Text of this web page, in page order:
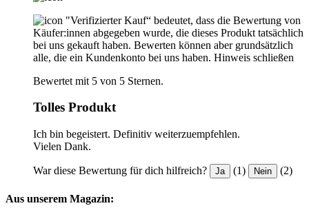
"Verifizierter Kauf“ bedeutet, dass die Bewertung von
Käufer:innen abgegeben wurde, die dieses Produkt tatsächlich
bei uns gekauft haben. Bewerten können aber grundsätzlich
alle, die ein Kundenkonto bei uns haben. Hinweis schließen
Bewertet mit 5 von 5 Sternen.
Tolles Produkt
Ich bin begeistert. Definitiv weiterzuempfehlen.
Vielen Dank.
War diese Bewertung für dich hilfreich? Ja (1) Nein (2)
Aus unserem Magazin: